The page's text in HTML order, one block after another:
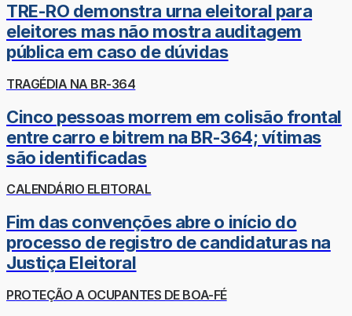
TRE-RO demonstra urna eleitoral para
eleitores mas não mostra auditagem
pública em caso de dúvidas
TRAGÉDIA NA BR-364
Cinco pessoas morrem em colisão frontal
entre carro e bitrem na BR-364; vítimas
são identificadas
CALENDÁRIO ELEITORAL
Fim das convenções abre o início do
processo de registro de candidaturas na
Justiça Eleitoral
PROTEÇÃO A OCUPANTES DE BOA-FÉ